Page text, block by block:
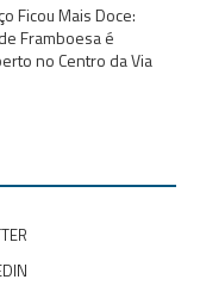
Ficou Mais Doce:
Framboesa é
no Centro da Via